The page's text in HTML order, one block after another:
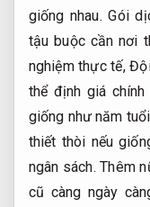
giống nhau.Gói
tậu buộc cần nơi
nghiệm thực tế,
thể định giá
giống như năm
thiết thòi nếu
ngân sách. Thêm
cũ càng ngày